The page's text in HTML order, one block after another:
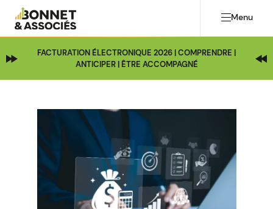
Menu
FACTURATION ÉLECTRONIQUE 2026 | COMPRENDRE |
ANTICIPER | ÊTRE ACCOMPAGNÉ